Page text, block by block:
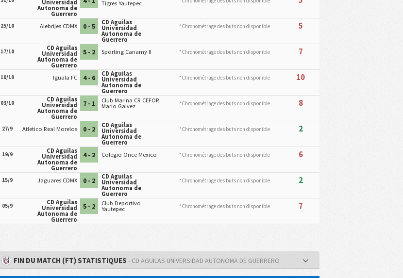
Universidad
Autonoma de
Guerrero
Tigres Yautepec
25/10 Alebrijes CDMX 0 - 5
CD Aguilas
Universidad
Autonoma de
Guerrero
*Chronométrage des buts non disponible 5
17/10
CD Aguilas
Universidad
Autonoma de
Guerrero
5 - 2 Sporting Canamy II *Chronométrage des buts non disponible 7
10/10 Iguala FC 4 - 6
CD Aguilas
Universidad
Autonoma de
Guerrero
*Chronométrage des buts non disponible 10
03/10
CD Aguilas
Universidad
Autonoma de
Guerrero
7 - 1
Club Marina CR CEFOR
Mario Galvez
*Chronométrage des buts non disponible 8
27/9 Atletico Real Morelos 0 - 2
CD Aguilas
Universidad
Autonoma de
Guerrero
*Chronométrage des buts non disponible 2
19/9
CD Aguilas
Universidad
Autonoma de
Guerrero
4 - 2 Colegio Once Mexico *Chronométrage des buts non disponible 6
15/9 Jaguares CDMX 0 - 2
CD Aguilas
Universidad
Autonoma de
Guerrero
*Chronométrage des buts non disponible 2
05/9
CD Aguilas
Universidad
Autonoma de
Guerrero
5 - 2
Club Deportivo
Yautepec
*Chronométrage des buts non disponible 7
FIN DU MATCH (FT) STATISTIQUES - CD AGUILAS UNIVERSIDAD AUTONOMA DE GUERRERO